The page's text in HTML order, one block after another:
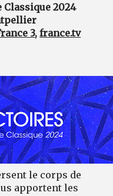
2024
3,france.tv
le corps de
apportent les